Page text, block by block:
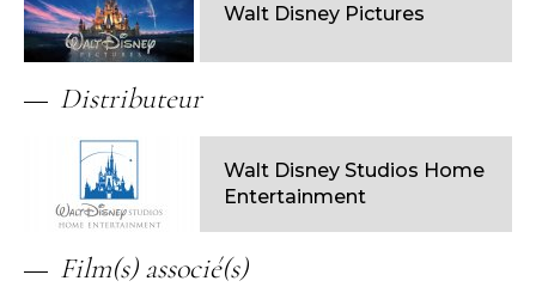
Walt Disney Pictures
Distributeur
Walt Disney Studios Home
Entertainment
Film(s) associé(s)